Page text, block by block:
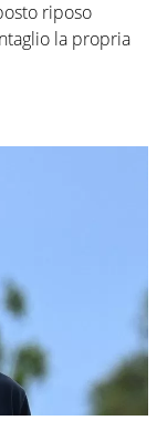
riposo
la propria